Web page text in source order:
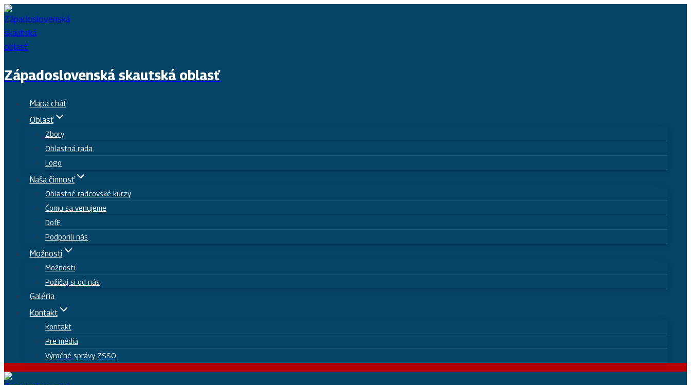
Skip
to
content
Západoslovenská skautská oblasť
Mapa chát
Oblasť
Zbory
Oblastná rada
Logo
Naša činnosť
Oblastné radcovské kurzy
Čomu sa venujeme
DofE
Podporili nás
Možnosti
Možnosti
Požičaj si od nás
Galéria
Kontakt
Kontakt
Pre médiá
Výročné správy ZSSO